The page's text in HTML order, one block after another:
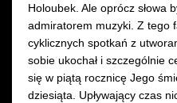
Holoubek. Ale oprócz słowa
admiratorem muzyki. Z tego
cyklicznych spotkań z
sobie ukochał i szczególnie
się w piątą rocznicę Jego
dziesiąta. Upływający czas